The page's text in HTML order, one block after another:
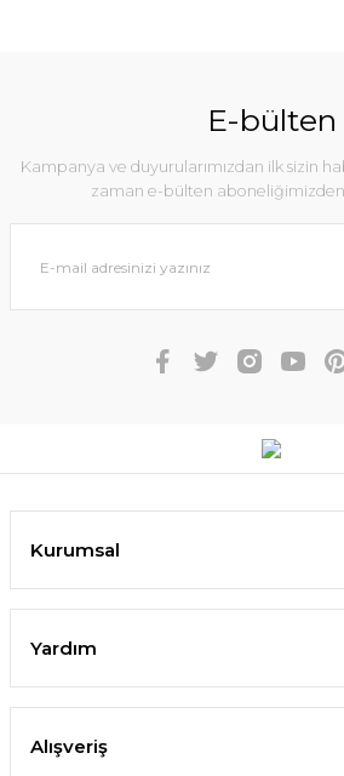
E-bülten
Kampanya ve duyurularımızdan ilk sizin
zaman e-bülten aboneliğimizden
Kurumsal
Yardım
Alışveriş